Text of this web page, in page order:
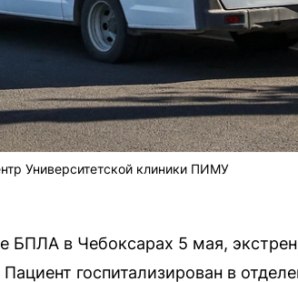
Университетской клиники ПИМУ
БПЛА в Чебоксарах 5 мая,
госпитализирован в